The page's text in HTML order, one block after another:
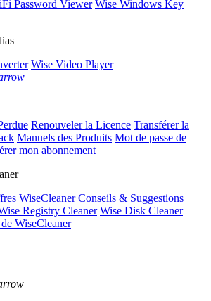
Password Viewer Wise Windows Key
Wise Video Player
Renouveler la Licence Transférer la
Manuels des Produits Mot de passe de
mon abonnement
WiseCleaner Conseils & Suggestions
Registry Cleaner Wise Disk Cleaner
WiseCleaner